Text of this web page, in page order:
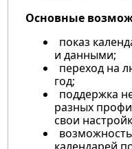
Основные
показ
и данными;
переход на
год;
поддержка
разных
свои